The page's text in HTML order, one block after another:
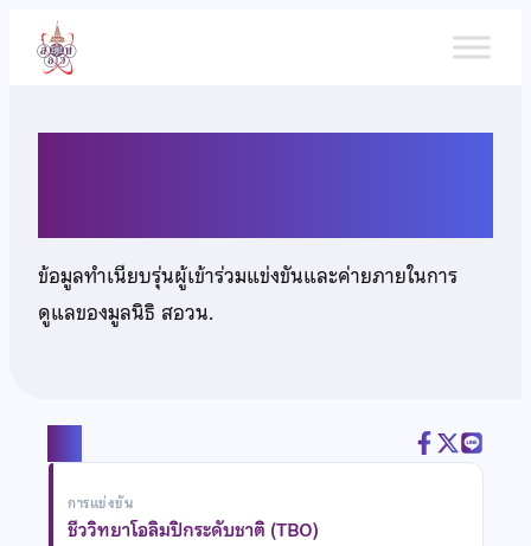
เนื้อหา
ข้อมูลทำเนียบรุ่นผู้เข้าร่วมแข่งขันและค่ายภายในการ
ดูแลของมูลนิธิ สอวน.
การแข่งขัน
ชีววิทยาโอลิมปิกระดับชาติ (TBO)